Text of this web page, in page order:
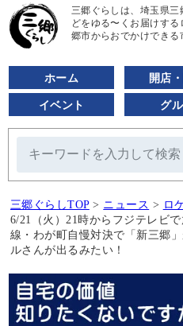
三郷ぐらしは、埼玉県
どをゆる〜くお届けす
郷市からおでかけできる
ホーム 開店
イベント グ
三郷ぐらしTOP > ニュース > ロ
6/21（火）21時からフジテレビ
線・わが町自慢対決で「新三郷
ルさんが出るみたい！